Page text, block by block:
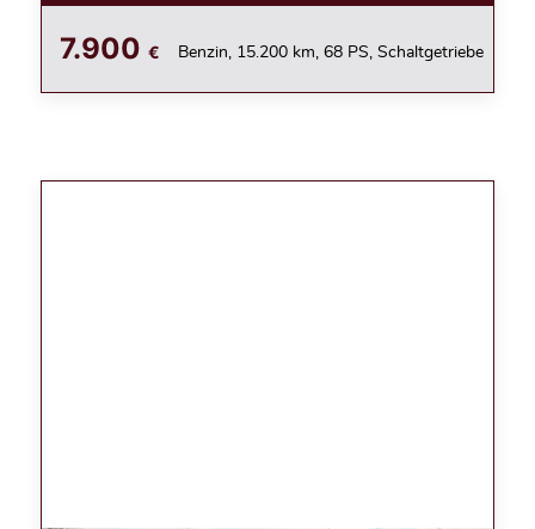
7.900 € Benzin, 15.200 km, 68 PS, Schaltgetriebe